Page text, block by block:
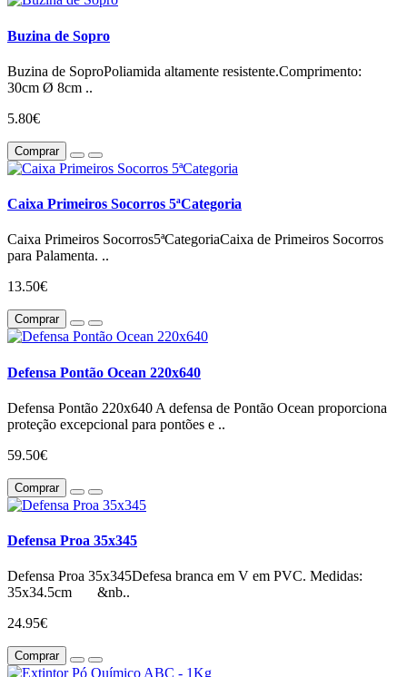
Buzina de Sopro
Buzina de SoproPoliamida altamente resistente.Comprimento:
30cm Ø 8cm ..
5.80€
Comprar
Caixa Primeiros Socorros 5ªCategoria
Caixa Primeiros Socorros5ªCategoriaCaixa de Primeiros Socorros
para Palamenta. ..
13.50€
Comprar
Defensa Pontão Ocean 220x640
Defensa Pontão 220x640 A defensa de Pontão Ocean proporciona
proteção excepcional para pontões e ..
59.50€
Comprar
Defensa Proa 35x345
Defensa Proa 35x345Defesa branca em V em PVC. Medidas:
35x34.5cm &nb..
24.95€
Comprar